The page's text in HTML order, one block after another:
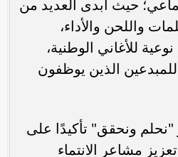
حيث أبدى العديد من
واللحن والأداء،
للأغاني الوطنية،
الذين يوظفون
"نحلم ونحقق" تأكيدًا على
مشاعر الانتماء